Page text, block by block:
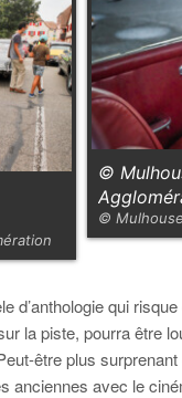
©
©
d’anthologie qui
la piste, pourra être
être plus
anciennes avec le